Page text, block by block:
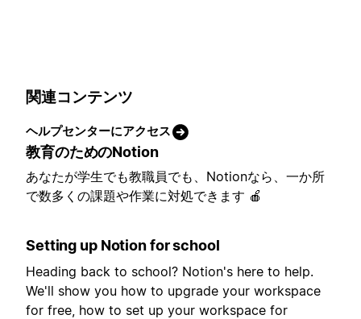
関連コンテンツ
ヘルプセンターにアクセス
教育のためのNotion
あなたが学生でも教職員でも、Notionなら、一か所
で数多くの課題や作業に対処できます 🍎
Setting up Notion for school
Heading back to school? Notion's here to help.
We'll show you how to upgrade your workspace
for free, how to set up your workspace for